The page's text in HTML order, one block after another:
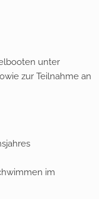
unter
zur Teilnahme an
im